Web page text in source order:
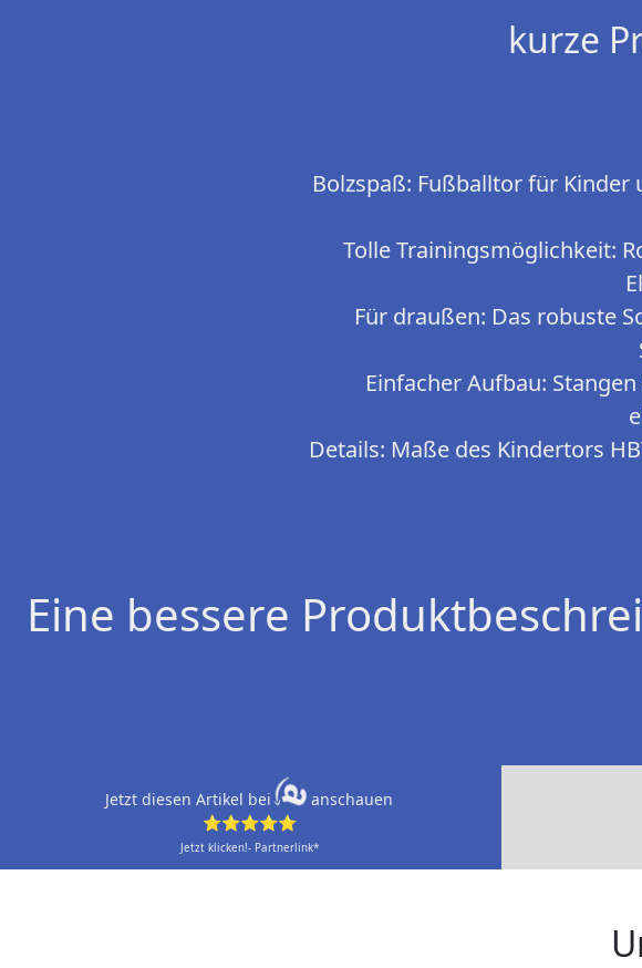
kurze
Bolzspaß: Fußballtor für Kinder
Tolle Trainingsmöglichkeit:
Für draußen: Das robuste
Einfacher Aufbau:
Details: Maße des Kindertors
Eine bessere
Jetzt diesen Artikel bei
anschauen
⭐⭐⭐⭐⭐
Jetzt klicken!- Partnerlink*